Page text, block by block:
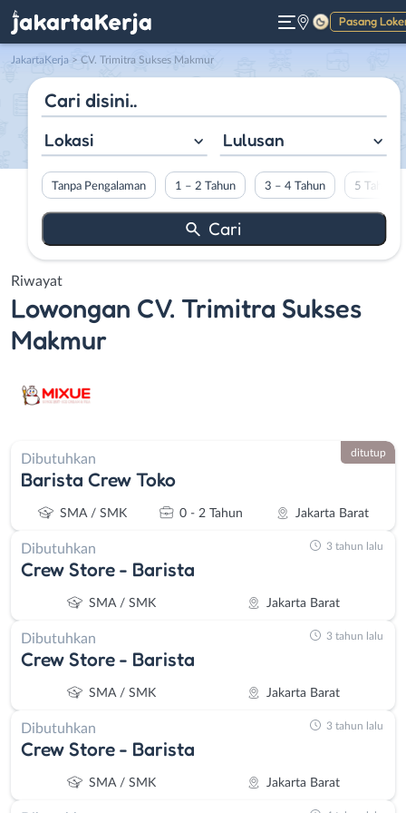
Pasang
Gelap
JakartaKerja > CV. Trimitra Sukses Makmur
Lokasi Lulusan
Tanpa Pengalaman 1 – 2 Tahun 3 – 4 Tahun 5 Tahun
Riwayat
Lowongan CV. Trimitra Sukses
Makmur
Dibutuhkan
Barista Crew Toko
SMA / SMK 0 - 2 Tahun Jakarta Barat
ditutup
Dibutuhkan
Crew Store - Barista
SMA / SMK Jakarta Barat
3 tahun lalu
Dibutuhkan
Crew Store - Barista
SMA / SMK Jakarta Barat
3 tahun lalu
Dibutuhkan
Crew Store - Barista
SMA / SMK Jakarta Barat
3 tahun lalu